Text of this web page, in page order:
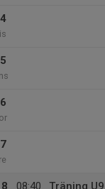
08:40
Träning U9